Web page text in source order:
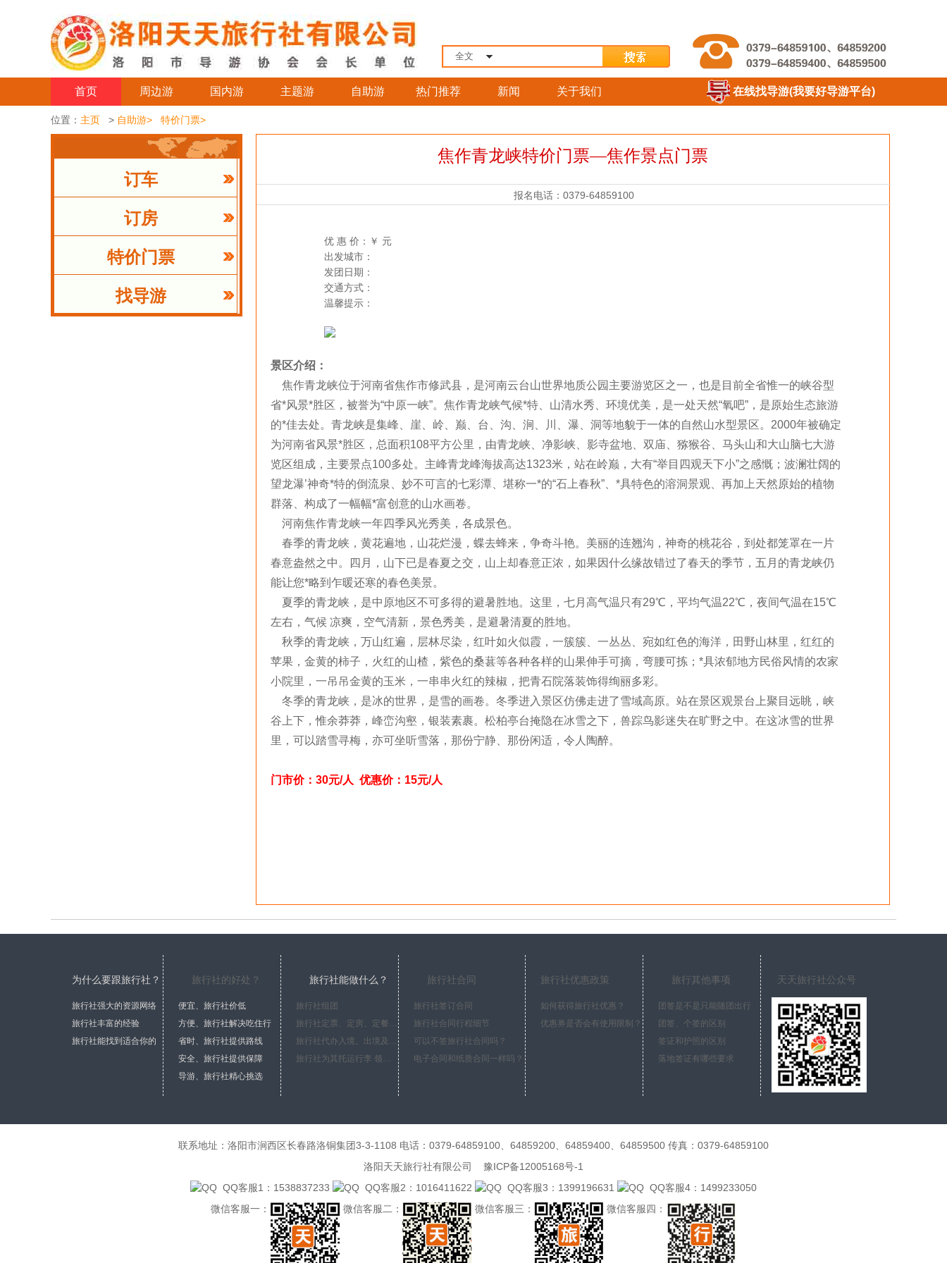
全文
首页 周边游 国内游 主题游 自助游 热门推荐 新闻 关于我们 在线找导游(我要好导游平台)
位置： 主页 > 自助游> 特价门票>
订车
订房
特价门票
找导游
焦作青龙峡特价门票—焦作景点门票
报名电话：0379-64859100
优 惠 价： ￥ 元
出发城市：
发团日期：
交通方式：
温馨提示：
景区介绍：
焦作青龙峡位于河南省焦作市修武县，是河南云台山世界地质公园主要游览区之一，也是目前全省惟一的峡谷型
省*风景*胜区，被誉为“中原一峡”。焦作青龙峡气候*特、山清水秀、环境优美，是一处天然“氧吧”，是原始生态旅游
的*佳去处。青龙峡是集峰、崖、岭、巅、台、沟、涧、川、瀑、洞等地貌于一体的自然山水型景区。2000年被确定
为河南省风景*胜区，总面积108平方公里，由青龙峡、净影峡、影寺盆地、双庙、猕猴谷、马头山和大山脑七大游
览区组成，主要景点100多处。主峰青龙峰海拔高达1323米，站在岭巅，大有“举目四观天下小”之感慨；波澜壮阔的
望龙瀑’神奇*特的倒流泉、妙不可言的七彩潭、堪称一*的“石上春秋”、*具特色的溶洞景观、再加上天然原始的植物
群落、构成了一幅幅*富创意的山水画卷。
河南焦作青龙峡一年四季风光秀美，各成景色。
春季的青龙峡，黄花遍地，山花烂漫，蝶去蜂来，争奇斗艳。美丽的连翘沟，神奇的桃花谷，到处都笼罩在一片
春意盎然之中。四月，山下已是春夏之交，山上却春意正浓，如果因什么缘故错过了春天的季节，五月的青龙峡仍
能让您*略到乍暖还寒的春色美景。
夏季的青龙峡，是中原地区不可多得的避暑胜地。这里，七月高气温只有29℃，平均气温22℃，夜间气温在15℃
左右，气候 凉爽，空气清新，景色秀美，是避暑清夏的胜地。
秋季的青龙峡，万山红遍，层林尽染，红叶如火似霞，一簇簇、一丛丛、宛如红色的海洋，田野山林里，红红的
苹果，金黄的柿子，火红的山楂，紫色的桑葚等各种各样的山果伸手可摘，弯腰可拣；*具浓郁地方民俗风情的农家
小院里，一吊吊金黄的玉米，一串串火红的辣椒，把青石院落装饰得绚丽多彩。
冬季的青龙峡，是冰的世界，是雪的画卷。冬季进入景区仿佛走进了雪域高原。站在景区观景台上聚目远眺，峡
谷上下，惟余莽莽，峰峦沟壑，银装素裹。松柏亭台掩隐在冰雪之下，兽踪鸟影迷失在旷野之中。在这冰雪的世界
里，可以踏雪寻梅，亦可坐听雪落，那份宁静、那份闲适，令人陶醉。
门市价：30元/人 优惠价：15元/人
为什么要跟旅行社？
旅行社强大的资源网络
旅行社丰富的经验
旅行社能找到适合你的
旅行社的好处？
便宜、旅行社价低
方便、旅行社解决吃住行
省时、旅行社提供路线
安全、旅行社提供保障
导游、旅行社精心挑选
旅行社能做什么？
旅行社组团
旅行社定票、定房、定餐、定车
旅行社代办入境、出境及签证手续
旅行社为其托运行李 领取行李
旅行社合同
旅行社签订合同
旅行社合同行程细节
可以不签旅行社合同吗？
电子合同和纸质合同一样吗？
旅行社优惠政策
如何获得旅行社优惠？
优惠券是否会有使用限制？
旅行其他事项
团签是不是只能随团出行
团签、个签的区别
签证和护照的区别
落地签证有哪些要求
天天旅行社公众号
联系地址：洛阳市涧西区长春路洛铜集团3-3-1108 电话：0379-64859100、64859200、64859400、64859500 传真：0379-64859100
洛阳天天旅行社有限公司 豫ICP备12005168号-1
QQ客服1：1538837233
QQ客服2：1016411622 QQ客服3：1399196631
QQ客服4：1499233050
微信客服一：
微信客服二： 微信客服三： 微信客服四：